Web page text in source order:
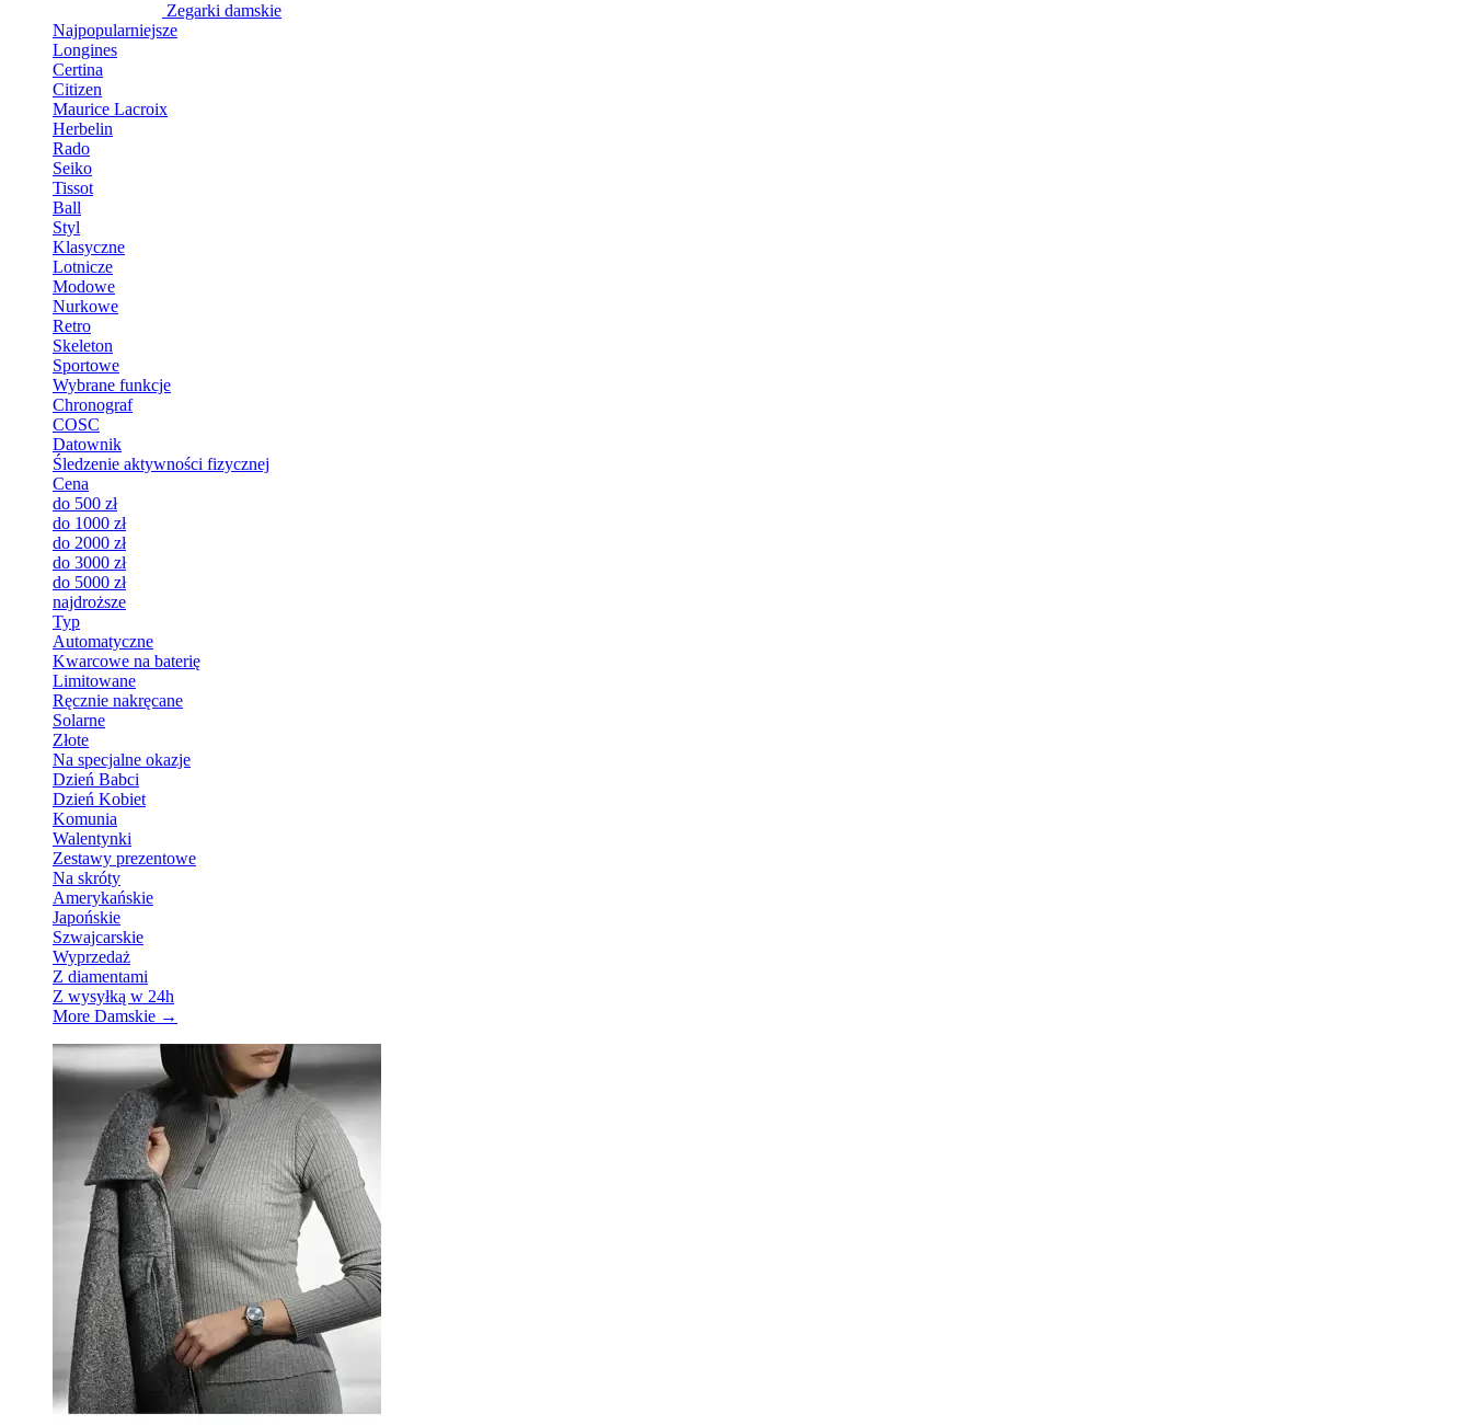
Zegarki damskie
Najpopularniejsze
Longines
Certina
Citizen
Maurice Lacroix
Herbelin
Rado
Seiko
Tissot
Ball
Styl
Klasyczne
Lotnicze
Modowe
Nurkowe
Retro
Skeleton
Sportowe
Wybrane funkcje
Chronograf
COSC
Datownik
Śledzenie aktywności fizycznej
Cena
do 500 zł
do 1000 zł
do 2000 zł
do 3000 zł
do 5000 zł
najdroższe
Typ
Automatyczne
Kwarcowe na baterię
Limitowane
Ręcznie nakręcane
Solarne
Złote
Na specjalne okazje
Dzień Babci
Dzień Kobiet
Komunia
Walentynki
Zestawy prezentowe
Na skróty
Amerykańskie
Japońskie
Szwajcarskie
Wyprzedaż
Z diamentami
Z wysyłką w 24h
More Damskie →